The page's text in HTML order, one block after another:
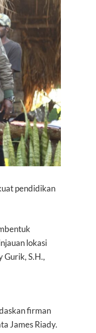
pendidikan
lokasi
Gurik, S.H.,
firman
James Riady.